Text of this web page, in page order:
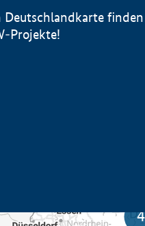
Projekte!